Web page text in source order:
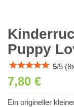
Puppy
5/5 (8
7,80 €
Ein origineller